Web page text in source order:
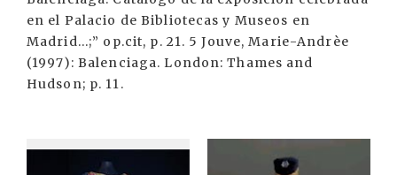
en el Palacio de Bibliotecas y Museos en
Madrid...;” op.cit, p. 21. 5 Jouve, Marie-Andrèe
(1997): Balenciaga. London: Thames and
Hudson; p. 11.